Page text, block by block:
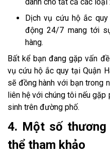
Dịch vụ cứu hộ ắc
động 24/7 mang tới
hàng.
Bất kể bạn đang gặp vấn
vụ cứu hộ ắc quy tại Quận
sẽ đồng hành với bạn trong
liên hệ với chúng tôi nếu
sinh trên đường phố.
4. Một số thương
thể tham khảo